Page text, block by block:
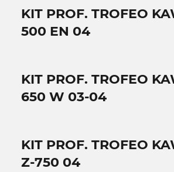
KIT PROF. TROFEO
500 EN 04
KIT PROF. TROFEO
650 W 03-04
KIT PROF. TROFEO
Z-750 04